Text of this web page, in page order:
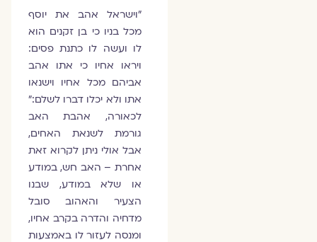
"וישראל אהב את יוסף
מכל בניו כי בן זקנים הוא
לו ועשה לו כתנת פסים:
ויראו אחיו כי אתו אהב
אביהם מכל אחיו וישנאו
אתו ולא יכלו דברו לשלם:"
לכאורה, אהבת האב
גורמת לשנאת האחים,
אבל אולי ניתן לקרוא זאת
אחרת – האב חש, במודע
או שלא במודע, שבנו
הצעיר והאהוב סובל
מדחיה והדרה בקרב אחיו,
ומנסה לעזור לו באמצעות